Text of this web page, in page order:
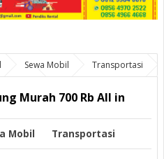
Sewa Mobil
Transportasi
Rb All in
Murah 700 Rb All in
Mobil Transportasi